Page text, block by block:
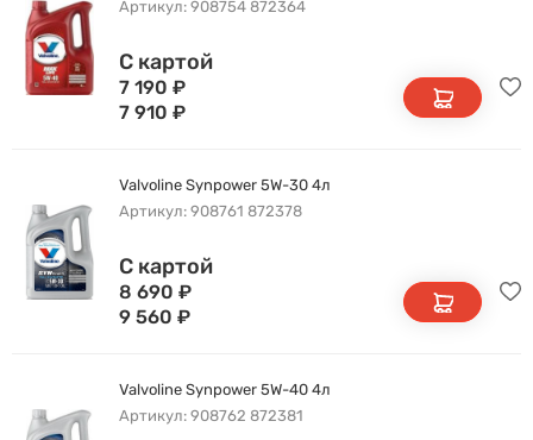
Артикул: 908754 872364
С картой
7 190 ₽
7 910 ₽
Valvoline Synpower 5W-30 4л
Артикул: 908761 872378
С картой
8 690 ₽
9 560 ₽
Valvoline Synpower 5W-40 4л
Артикул: 908762 872381